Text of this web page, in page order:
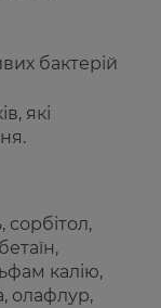
бактерій
які
сорбітол,
калію,
олафлур,